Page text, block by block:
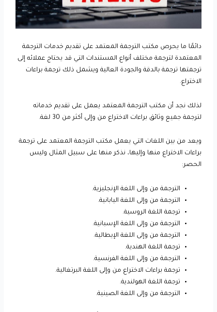
دائمًا ما يحرص مكتب الترجمة المعتمد على تقديم خدمات الترجمة
المعتمدة لترجمة مختلف أنواع المستندات التي قد يحتاج عملائه إلى
ترجمتها ترجمة بالدقة والجودة العالية ويشمل ذلك ترجمة براءات
الاختراع.
لذلك نجد أن مكتب الترجمة المعتمد يعمل على تقديم خدماته
لترجمة جميع وثائق براءات الاختراع من وإلى أكثر من 30 لغة.
ويعد من بين اللغات التي يعمل مكتب الترجمة المعتمد على ترجمة
براءات الاختراع منها وإليها، نذكر منها على سبيل المثال وليس
الحصر:
الترجمة من وإلى اللغة الإنجليزية.
الترجمة من وإلى اللغة اليابانية.
ترجمة اللغة الروسية.
الترجمة من وإلى اللغة الإسبانية.
الترجمة من وإلى اللغة الإيطالية.
ترجمة اللغة الهندية.
الترجمة من وإلى اللغة الفرنسية.
ترجمة براءات الاختراع من وإلى اللغة البرتغالية.
ترجمة اللغة الهولندية.
الترجمة من وإلى اللغة الصينية.